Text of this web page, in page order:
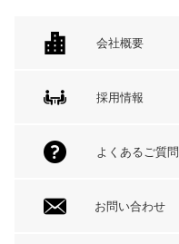
会社概要
採用情報
よくあるご質問
お問い合わせ